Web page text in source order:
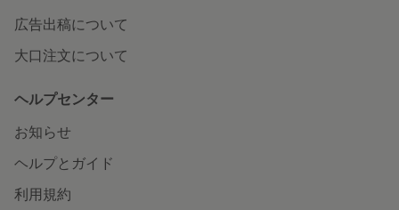
広告出稿について
大口注文について
ヘルプセンター
お知らせ
ヘルプとガイド
利用規約